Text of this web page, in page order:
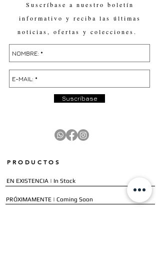
Suscríbase a nuestro boletín
informativo y reciba las últimas
noticias, ofertas y colecciones.
Suscríbase
PRODUCTOS
EN EXISTENCIA | In Stock
PRÓXIMAMENTE | Coming Soon